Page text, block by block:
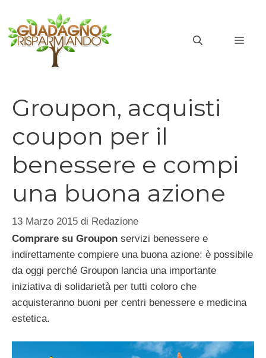
contenuto
Groupon, acquisti
coupon per il
benessere e compi
una buona azione
13 Marzo 2015 di Redazione
Comprare su Groupon servizi benessere e
indirettamente compiere una buona azione: è possibile
da oggi perché Groupon lancia una importante
iniziativa di solidarietà per tutti coloro che
acquisteranno buoni per centri benessere e medicina
estetica.